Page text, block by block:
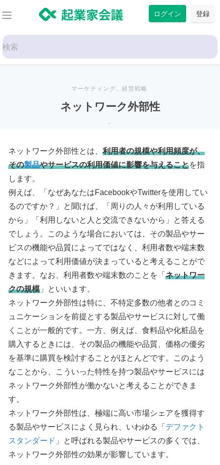
ン
テ
ン
Search
for:
ログイン 登録
マーケティング、 経営戦略
ネットワーク外部性
-
ネットワーク外部性とは、 利用者の規模や利用頻度が、
その製品やサービスの利用価値に影響を与えることを指
します。
例えば、「なぜあなたはFacebookやTwitterを使用してい
るのですか？」と聞けば、「周りの人々が利用している
から」「利用しないと人と交流できないから」と答える
でしょう。このような場合においては、その製品やサー
ビスの機能や品質によってではなく、利用者数や端末数
などによって利用価値が決まっていると考えることがで
きます。なお、利用者数や端末数のことを「 ネットワー
クの規模 」といいます。
ネットワーク外部性は特に、不特定多数の他者とのコミ
ュニケーションを前提とする製品やサービスに対して働
くことが一般的です。一方、例えば、食料品や化粧品を
購入するときには、その製品の機能や品質、価格の優劣
を基準に購買を検討することがほとんどです。このよう
なことから、こういった特性を持つ製品やサービスには
ネットワーク外部性が働かないと考えることができま
す。
ネットワーク外部性は、極端に高い市場シェアを獲得す
る製品やサービスによく見られ、いわゆる「 デファクト
スタンダード 」と呼ばれる製品やサービスの多くでは、
ネットワーク外部性の効果が影響しています。